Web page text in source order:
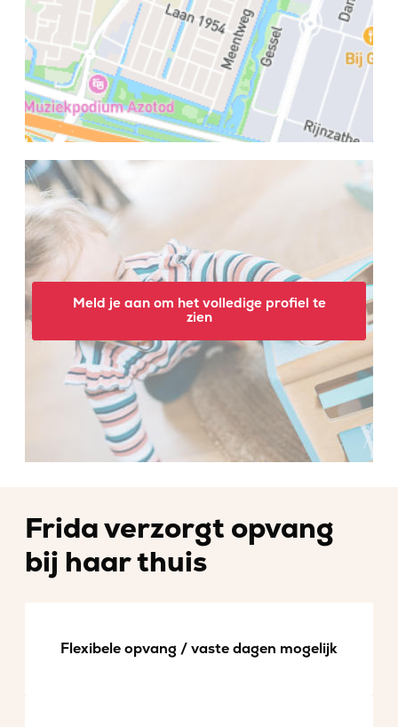
Meld je aan om het volledige profiel te
zien
Frida verzorgt opvang
bij haar thuis
Flexibele opvang / vaste dagen mogelijk